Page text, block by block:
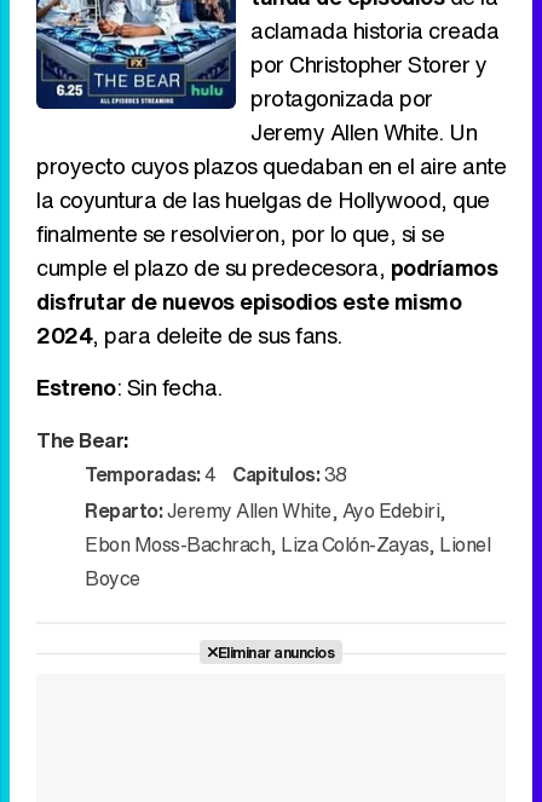
aclamada historia creada
por Christopher Storer y
protagonizada por
Jeremy Allen White. Un
proyecto cuyos plazos quedaban en el aire ante
la coyuntura de las huelgas de Hollywood, que
finalmente se resolvieron, por lo que, si se
cumple el plazo de su predecesora, podríamos
disfrutar de nuevos episodios este mismo
2024, para deleite de sus fans.
Estreno: Sin fecha.
The Bear:
Temporadas:4 Capitulos:38
Reparto:Jeremy Allen White,Ayo Edebiri,
Ebon Moss-Bachrach, Liza Colón-Zayas, Lionel
Boyce
Eliminar anuncios